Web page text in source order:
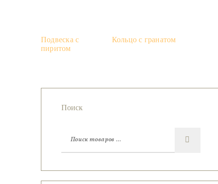
Подвеска с
пиритом
Кольцо с гранатом
Поиск